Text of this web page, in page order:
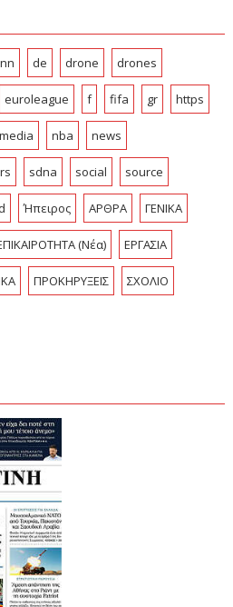
de drone drones
euroleague f fifa gr https
media nba news
sdna social source
Ήπειρος ΑΡΘΡΑ ΓΕΝΙΚΑ
(Νέα) ΕΡΓΑΣΙΑ
ΠΡΟΚΗΡΥΞΕΙΣ ΣΧΟΛΙΟ